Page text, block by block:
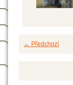
← Předchozí